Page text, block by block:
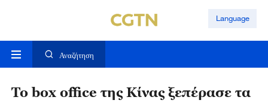
Language
Αναζήτηση
Το box office της Κίνας ξεπέρασε τα